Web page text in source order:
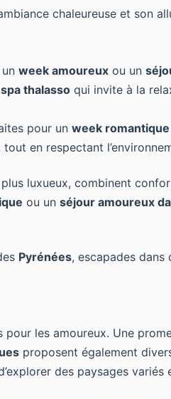
chaleureuse et son
week amoureux ou un
spa thalasso qui invite à la
pour un week romantique
en respectant
luxueux, combinent
ou un séjour amoureux
Pyrénées, escapades dans
les amoureux. Une
proposent également
des paysages variés